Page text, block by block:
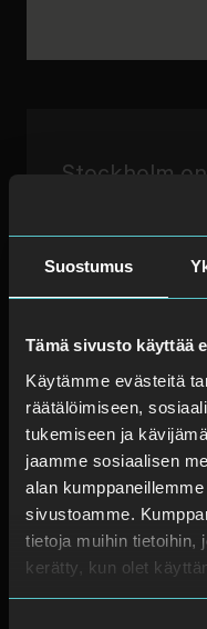
Suostumus
Tämä sivusto käyttää
Käytämme evästeitä
räätälöimiseen,
tukemiseen ja
jaamme sosiaalisen
alan
sivustoamme.
tietoja muihin tietoihin,
kerätty, kun olet
Stockholm
Avarn Security
126 30 Hägersten
Lisätietoja
Avarn Security
Västberga allé 9,
126 30 Hägersten
Lisätietoja